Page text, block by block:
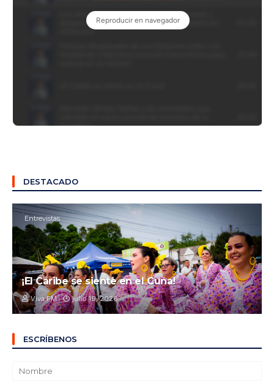
DESTACADO
Entrevistas
¡El Caribe se siente en el Cuna!
Viva FM julio 19, 2026
ESCRÍBENOS